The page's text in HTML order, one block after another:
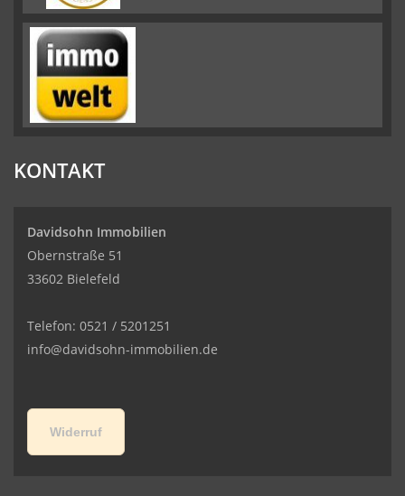
KONTAKT
Davidsohn Immobilien
Obernstraße 51
33602 Bielefeld
Telefon: 0521 / 5201251
info@davidsohn-immobilien.de
Widerruf